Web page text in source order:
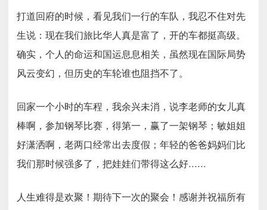
打道回府的时候，看见我们一行的车队，我忍不住对先
生说：现在我们旅比华人真是富了，开的车都挺高级。
确实，个人的命运和国运息息相关，虽然现在国际局势
风云变幻，但历史的车轮谁也阻挡不了。
回家一个小时的车程，我余兴未消，说李老师的女儿真
棒啊，参加钢琴比赛，得第一，赢了一架钢琴；敏姐姐
好潇洒啊，老两口经常出去度假；年轻的爸爸妈妈们比
我们那时候强多了，把娃娃们带得这么好……
人生难得是欢聚！期待下一次的聚会！感谢并祝福所有